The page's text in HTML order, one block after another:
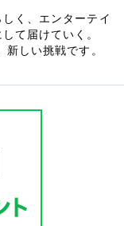
く、エンターテイ
て届けていく。
新しい挑戦です。